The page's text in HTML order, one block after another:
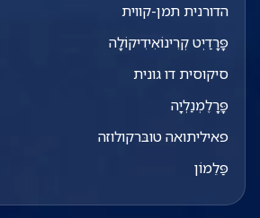
הדורנית תמן-קווית
פָּרָדַיְט קְרִינוֹאִידִיקוֹלָה
סיקוסית דו גונית
פָּרָלֶמְנַלְיָה
פאיליתואה טובּרקולוזה
פַּלֵמוֹן